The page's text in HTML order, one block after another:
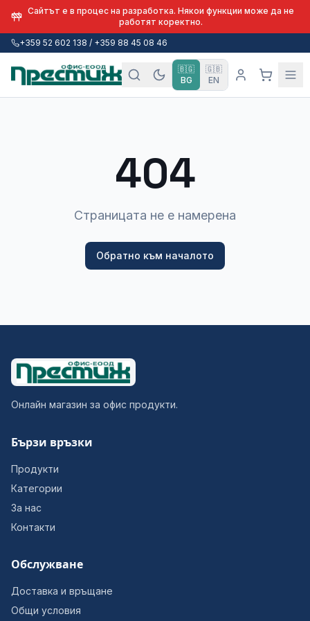
Сайтът е в процес на разработка. Някои функции може да не
работят коректно.
+359 52 602 138 / +359 88 45 08 46
🇧🇬
BG
🇬🇧
EN
404
Страницата не е намерена
Обратно към началото
Онлайн магазин за офис продукти.
Бързи връзки
Продукти
Категории
За нас
Контакти
Обслужване
Доставка и връщане
Общи условия